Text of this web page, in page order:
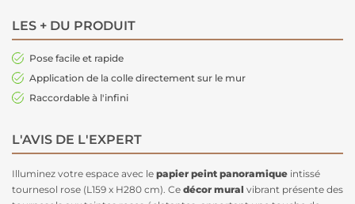
LES + DU PRODUIT
Pose facile et rapide
Application de la colle directement sur le mur
Raccordable à l'infini
L'AVIS DE L'EXPERT
Illuminez votre espace avec le papier peint panoramique intissé
tournesol rose (L159 x H280 cm). Ce décor mural vibrant présente des